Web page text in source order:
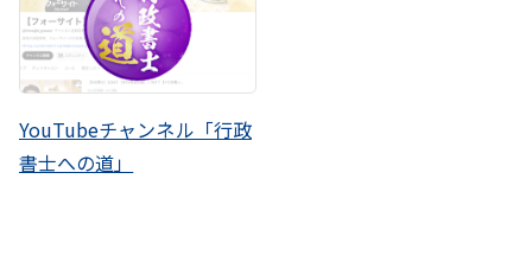
YouTubeチャンネル「行政
書士への道」